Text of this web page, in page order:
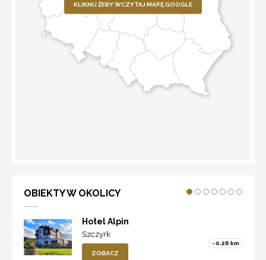
KLIKNIJ ŻEBY WCZYTAJ MAPĘ GOOGLE
OBIEKTY W OKOLICY
Hotel Alpin
Szczyrk
~0.26 km
ZOBACZ